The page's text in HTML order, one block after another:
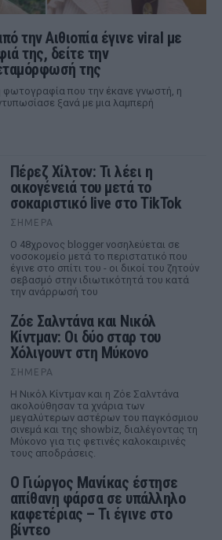
την Αιθιοπία έγινε viral με
της, δείτε την
της
που την έκανε γνωστή, η
ξανά με μια λαμπερή
Πέρεζ Χίλτον: Τι λέει η
οικογένειά του μετά το
σοκαριστικό live στο TikTok
ΣΉΜΕΡΑ
Ο 48χρονος blogger νοσηλεύεται σε
νοσοκομείο μετά το περιστατικό που
έγινε στο σπίτι του - οι δικοί του ζητούν
σεβασμό στην ιδιωτικότητά του κατά
την ανάρρωσή του
Ζόε Σαλντάνα και Νικόλ
Κίντμαν: Οι δύο σταρ του
Χόλιγουντ στη Μύκονο
ΣΉΜΕΡΑ
Η Νικόλ Κίντμαν και η Ζόε Σαλντάνα
ακολούθησαν τα χνάρια των
μεγαλύτερων αστέρων του παγκόσμιου
σινεμά και της showbiz, διαλέγοντας τη
Μύκονο για τις φετινές καλοκαιρινές
τους αποδράσεις.
Ο Γιώργος Μανίκας έστησε
απίθανη φάρσα σε υπάλληλο
καφετέριας – Τι έγινε στο
βίντεο